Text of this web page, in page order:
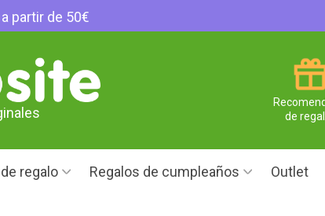
partir de 50€
de
regalo Regalos de cumpleaños Outlet